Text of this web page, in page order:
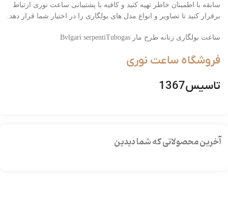
سابقه با اطمینان خاطر تهیه کنید و کافیه با پشتیبانی ساعت نوری ارتباط
برقرار کنید تا تصاویر و انواع مدل های بولگاری را در اختیار شما قرار دهد.
ساعت بولگاری زنانه طرح مار Bvlgari serpentiTubogas
فروشگاه ساعت نوری
تاسیس1367
آخرین محصولاتی که شما دیدین